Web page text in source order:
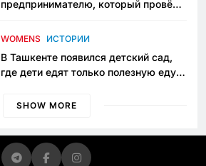
предпринимателю, который провёл
приговору
WOMENS ИСТОРИИ
В Ташкенте появился детский сад,
где дети едят только полезную еду.
просить «кашу без сахара»
SHOW MORE